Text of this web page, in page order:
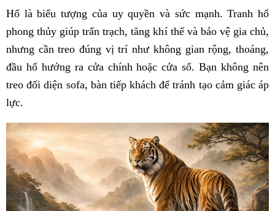
Hổ là biểu tượng của uy quyền và sức mạnh. Tranh hổ
phong thủy giúp trấn trạch, tăng khí thế và bảo vệ gia chủ,
nhưng cần treo đúng vị trí như không gian rộng, thoáng,
đầu hổ hướng ra cửa chính hoặc cửa sổ. Bạn không nên
treo đối diện sofa, bàn tiếp khách để tránh tạo cảm giác áp
lực.